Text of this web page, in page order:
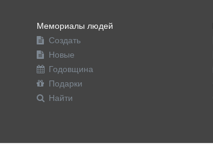
Мемориалы людей
Создать
Новые
Годовщина
Подарки
Найти